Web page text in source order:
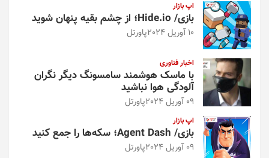
اپ بازار
بازی/ Hide.io؛ از چشم بقیه پنهان شوید
10 آوریل 2024 پاورتل
اخبار فناوری
با ماسک هوشمند سامسونگ دیگر نگران
آلودگی هوا نباشید
09 آوریل 2024 پاورتل
اپ بازار
بازی/ Agent Dash؛ سکه‌ها را جمع کنید
09 آوریل 2024 پاورتل